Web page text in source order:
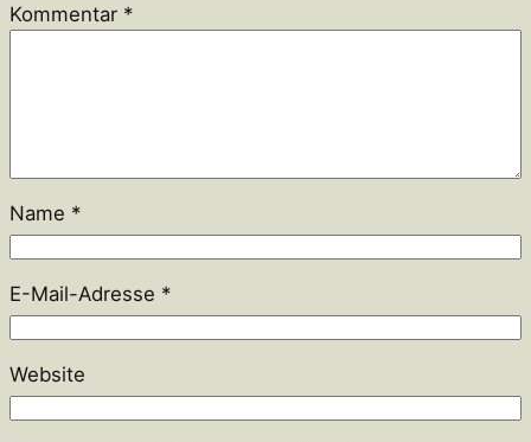
Kommentar *
Name *
E-Mail-Adresse *
Website